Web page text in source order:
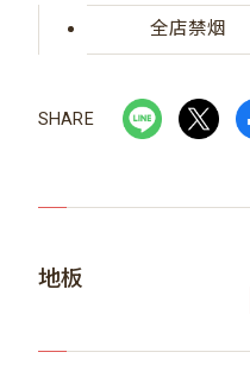
全店禁烟
SHARE
地板